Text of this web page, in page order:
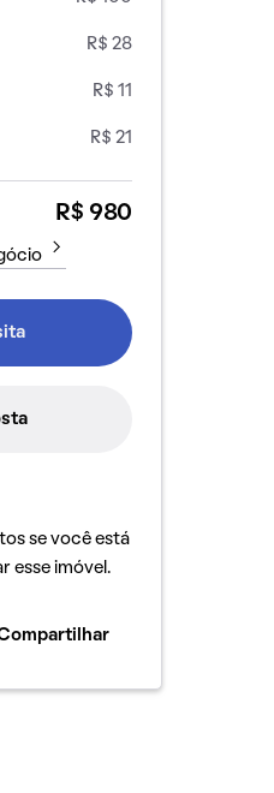
R$ 28
R$ 11
R$ 21
R$ 980
se você está
esse imóvel.